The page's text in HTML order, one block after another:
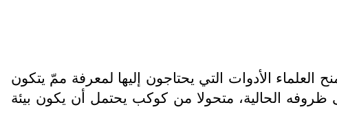
الأدوات التي يحتاجون إليها لمعرفة ممّ يتكون
الحالية، متحولا من كوكب يحتمل أن يكون بيئة